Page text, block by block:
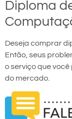
Diploma
Deseja comprar
Então, seus
o serviço que
do mercado.